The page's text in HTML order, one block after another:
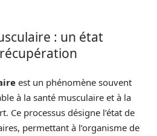
: un état
est un phénomène souvent
à la santé musculaire et à la
Ce processus désigne l’état de
permettant à l’organisme de